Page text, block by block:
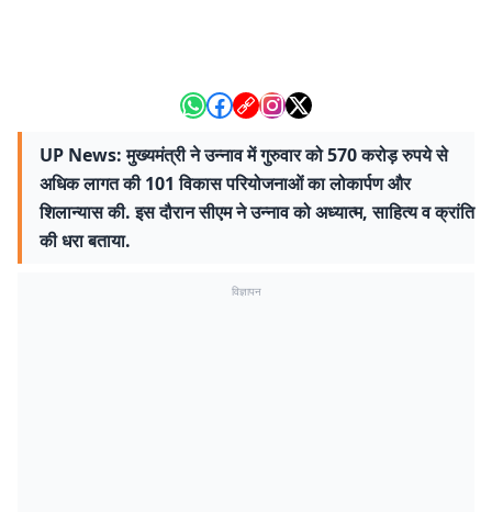
UP News: मुख्यमंत्री ने उन्नाव में गुरुवार को 570 करोड़ रुपये से
अधिक लागत की 101 विकास परियोजनाओं का लोकार्पण और
शिलान्यास की. इस दौरान सीएम ने उन्नाव को अध्यात्म, साहित्य व क्रांति
की धरा बताया.
विज्ञापन